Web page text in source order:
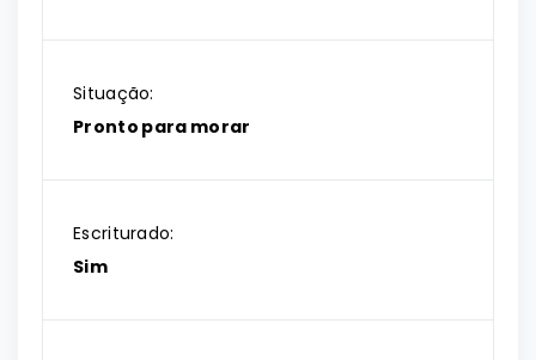
Situação:
Pronto para morar
Escriturado:
Sim